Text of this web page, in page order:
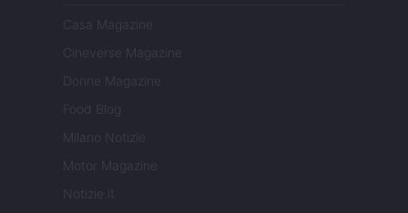
Casa Magazine
Cineverse Magazine
Donne Magazine
Food Blog
Milano Notizie
Motor Magazine
Notizie.it